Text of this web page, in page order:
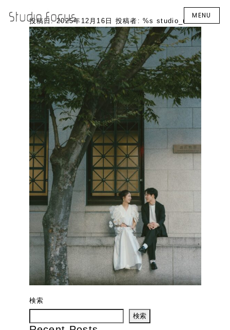
MENU
投稿日:2025年12月16日 投稿者: %s studio_user
検索
検索